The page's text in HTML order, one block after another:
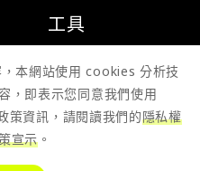
工具
本網站使用 cookies 分析技
，即表示您同意我們使用
策資訊，請閱讀我們的隱私權
宣示 。